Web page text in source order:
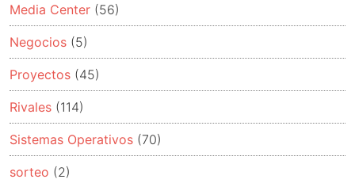
Media Center (56)
Negocios (5)
Proyectos (45)
Rivales (114)
Sistemas Operativos (70)
sorteo (2)